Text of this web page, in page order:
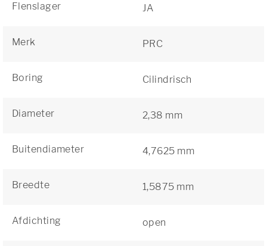
Flenslager JA
Merk PRC
Boring Cilindrisch
Diameter 2,38 mm
Buitendiameter 4,7625 mm
Breedte 1,5875 mm
Afdichting open